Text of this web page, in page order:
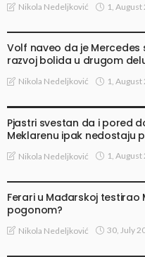
Nikola Nedeljković 1, August
Volf naveo da je Mercedes
razvoj bolida u drugom
Nikola Nedeljković 1, August
Pjastri svestan da i pored
Meklarenu ipak nedostaju
Nikola Nedeljković 1, August
Ferari u Mađarskoj
pogonom?
Nikola Nedeljković 30, July